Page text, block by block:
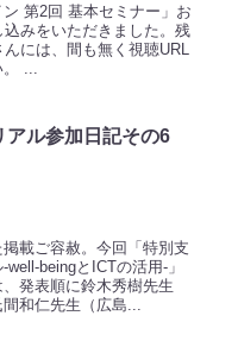
第2回 基本セミナー」お
みをいただきました。残
には、間も無く視聴URL
...
アル参加日記その6
載ご容赦。今回「特別支
beingとICTの活用-」
発表順に鈴木秀樹先生
和仁先生（広島...